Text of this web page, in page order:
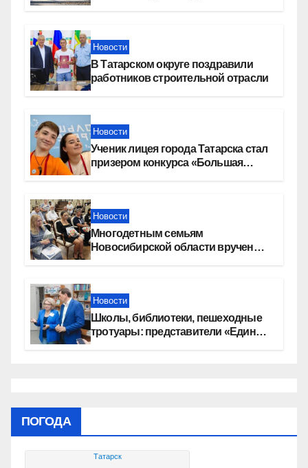
Новости
В Татарском округе поздравили
работников строительной отрасли
Новости
Ученик лицея города Татарска стал
призером конкурса «Большая
Новости
Многодетным семьям
Новосибирской области вручены
Новости
Школы, библиотеки, пешеходные
тротуары: представители «Единой
ПОГОДА
Татарск